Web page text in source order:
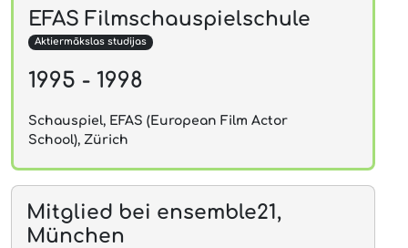
EFAS Filmschauspielschule
Aktiermākslas studijas
1995 - 1998
Schauspiel, EFAS (European Film Actor
School), Zürich
Mitglied bei ensemble21,
München